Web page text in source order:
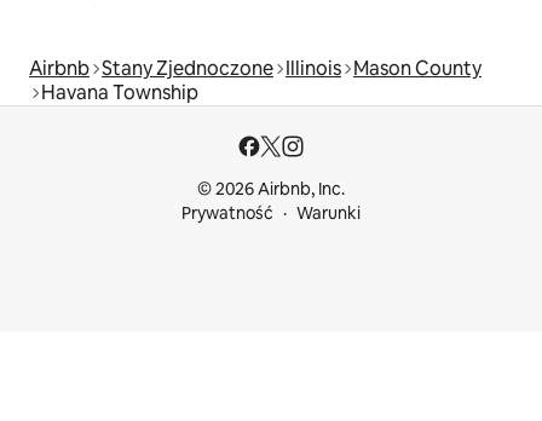
Airbnb Stany Zjednoczone Illinois Mason County
Havana Township
© 2026 Airbnb, Inc.
Prywatność
Warunki